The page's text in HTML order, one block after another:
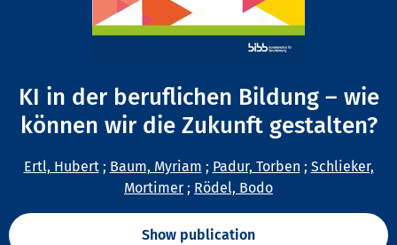
KI in der beruflichen Bildung – wie
können wir die Zukunft gestalten?
Ertl, Hubert; Baum, Myriam ; Padur, Torben ; Schlieker,
Mortimer ; Rödel, Bodo
Show publication